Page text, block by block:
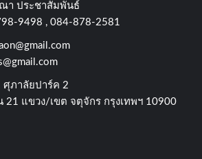
า​ ประชาสัมพันธ์
9498 , 084-878-2581
ภาลัยปาร์ค​ 2
21​ แขวง/เขต​ จตุจักร​ กรุงเทพฯ 10900